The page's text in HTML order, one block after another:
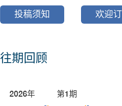
投稿须知 欢迎
往期回顾
2026年
第1期